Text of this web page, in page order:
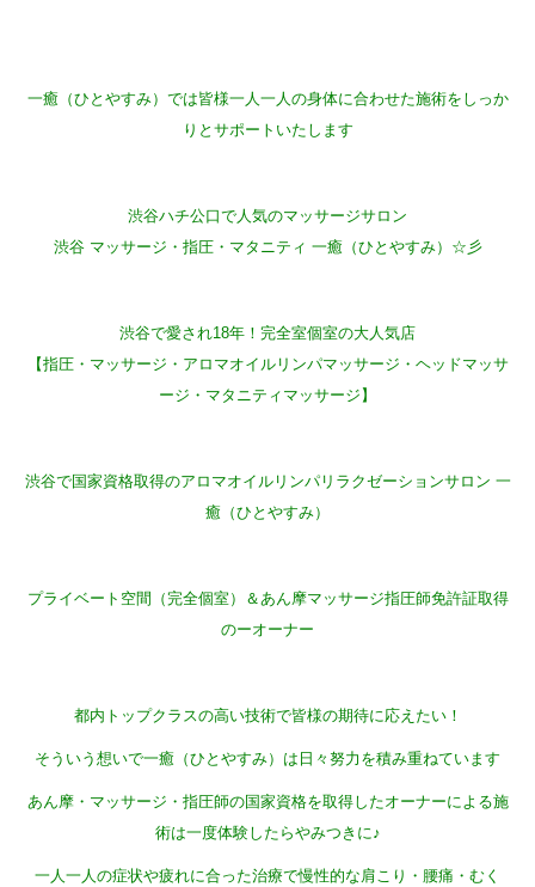
一癒（ひとやすみ）では皆様一人一人の身体に合わせた施術をしっか
りとサポートいたします
渋谷ハチ公口で人気のマッサージサロン
渋谷 マッサージ・指圧・マタニティ 一癒（ひとやすみ）☆彡
渋谷で愛され18年！完全室個室の大人気店
【指圧・マッサージ・アロマオイルリンパマッサージ・ヘッドマッサ
ージ・マタニティマッサージ】
渋谷で国家資格取得のアロマオイルリンパリラクゼーションサロン 一
癒（ひとやすみ）
プライベート空間（完全個室）＆あん摩マッサージ指圧師免許証取得
のーオーナー
都内トップクラスの高い技術で皆様の期待に応えたい！
そういう想いで一癒（ひとやすみ）は日々努力を積み重ねています
あん摩・マッサージ・指圧師の国家資格を取得したオーナーによる施
術は一度体験したらやみつきに♪
一人一人の症状や疲れに合った治療で慢性的な肩こり・腰痛・むく